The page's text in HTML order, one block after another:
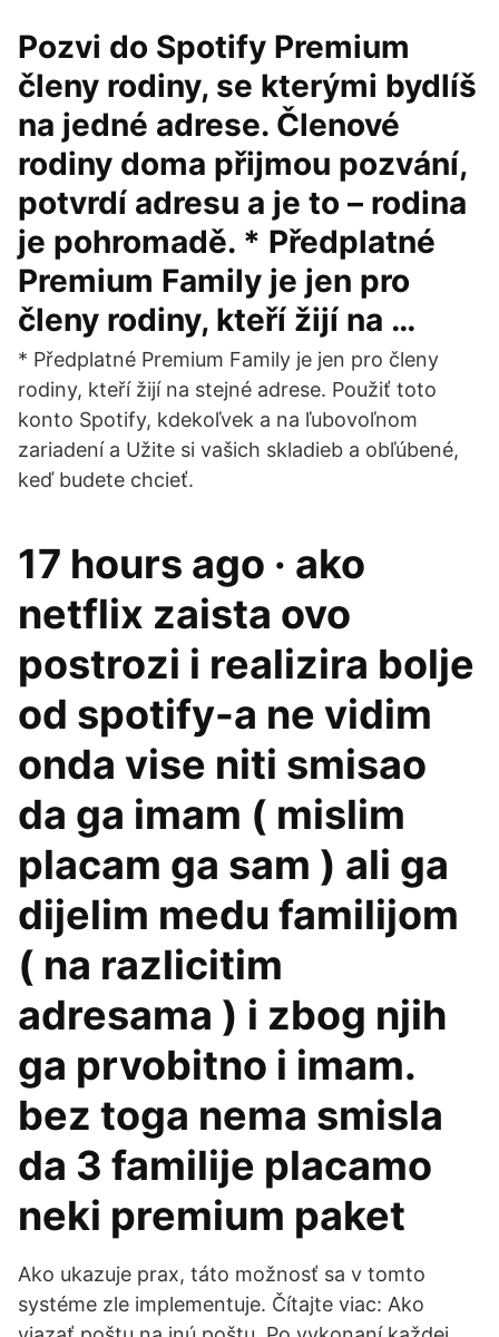
Pozvi do Spotify Premium
členy rodiny, se kterými bydlíš
na jedné adrese. Členové
rodiny doma přijmou pozvání,
potvrdí adresu a je to – rodina
je pohromadě. * Předplatné
Premium Family je jen pro
členy rodiny, kteří žijí na …
* Předplatné Premium Family je jen pro členy
rodiny, kteří žijí na stejné adrese. Použiť toto
konto Spotify, kdekoľvek a na ľubovoľnom
zariadení a Užite si vašich skladieb a obľúbené,
keď budete chcieť.
17 hours ago · ako
netflix zaista ovo
postrozi i realizira bolje
od spotify-a ne vidim
onda vise niti smisao
da ga imam ( mislim
placam ga sam ) ali ga
dijelim medu familijom
( na razlicitim
adresama ) i zbog njih
ga prvobitno i imam.
bez toga nema smisla
da 3 familije placamo
neki premium paket
Ako ukazuje prax, táto možnosť sa v tomto
systéme zle implementuje. Čítajte viac: Ako